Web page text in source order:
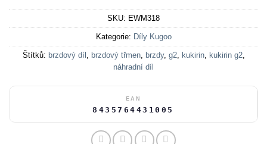
SKU: EWM318
Kategorie: Díly Kugoo
Štítků: brzdový díl , brzdový třmen, brzdy, g2, kukirin, kukirin g2,
náhradní díl
EAN
8435764431005